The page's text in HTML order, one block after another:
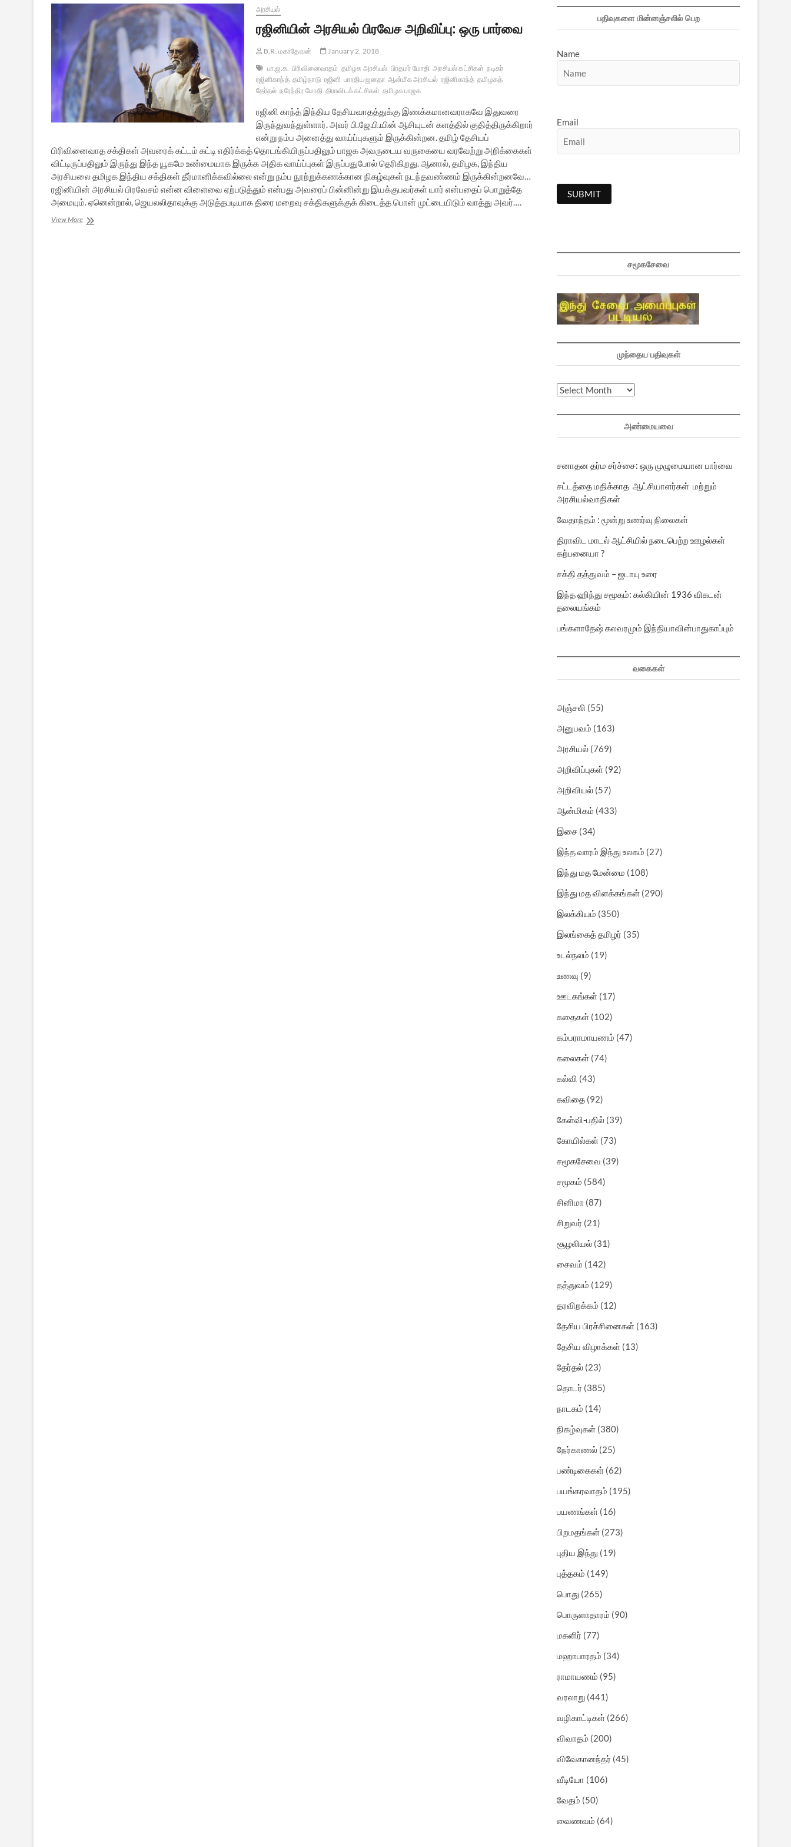
அரசியல்
ரஜினியின் அரசியல் பிரவேச அறிவிப்பு: ஒரு பார்வை
B.R. மகாதேவன்
January 2, 2018
பா.ஜ.க. பிரிவினைவாதம் தமிழக அரசியல் பிரதமர் மோதி அரசியல் கட்சிகள் நடிகர்
ரஜினிகாந்த் தமிழ்நாடு ரஜினி பாரதிய ஜனதா ஆன்மீக அரசியல் ரஜினிகாந்த் தமிழகத்
தேர்தல் நரேந்திர மோதி திராவிடக் கட்சிகள் தமிழக பாஜக
ரஜினி காந்த் இந்திய தேசியவாதத்துக்கு இணக்கமானவராகவே இதுவரை
இருந்துவந்துள்ளார். அவர் பி.ஜே.பி.யின் ஆசியுடன் களத்தில் குதித்திருக்கிறார்
என்று நம்ப அனைத்து வாய்ப்புகளும் இருக்கின்றன. தமிழ் தேசியப்
பிரிவினைவாத சக்திகள் அவரைக் கட்டம் கட்டி எதிர்க்கத் தொடங்கியிருப்பதிலும் பாஜக அவருடைய வருகையை வரவேற்று அறிக்கைகள்
விட்டிருப்பதிலும் இருந்து இந்த யூகமே உண்மையாக இருக்க அதிக வாய்ப்புகள் இருப்பதுபோல் தெரிகிறது. ஆனால், தமிழக, இந்திய
அரசியலை தமிழக இந்திய சக்திகள் தீர்மானிக்கவில்லை என்று நம்ப நூற்றுக்கணக்கான நிகழ்வுகள் நடந்தவண்ணம் இருக்கின்றனவே…
ரஜினியின் அரசியல் பிரவேசம் என்ன விளைவை ஏற்படுத்தும் என்பது அவரைப் பின்னின்று இயக்குபவர்கள் யார் என்பதைப் பொறுத்தே
அமையும். ஏனென்றால், ஜெயலலிதாவுக்கு அடுத்தபடியாக திரை மறைவு சக்திகளுக்குக் கிடைத்த பொன் முட்டையிடும் வாத்து அவர்….
View Moreரஜினியின்
பதிவுகளை மின்னஞ்சலில் பெற
Name
Email
சமூகசேவை
முந்தைய பதிவுகள்
முந்தைய
அண்மையவை
சனாதன தர்ம சர்ச்சை: ஒரு முழுமையான பார்வை
சட்டத்தை மதிக்காத ஆட்சியாளர்கள் மற்றும்
அரசியல்வாதிகள்
வேதாந்தம் : மூன்று உணர்வு நிலைகள்
திராவிட மாடல் ஆட்சியில் நடைபெற்ற ஊழல்கள்
கற்பனையா ?
சக்தி தத்துவம் – ஜடாயு உரை
இந்த ஹிந்து சமூகம்: கல்கியின் 1936 விகடன்
தலையங்கம்
பங்களாதேஷ் கலவரமும் இந்தியாவின்பாதுகாப்பும்
வகைகள்
அஞ்சலி (55)
அனுபவம் (163)
அரசியல் (769)
அறிவிப்புகள் (92)
அறிவியல் (57)
ஆன்மிகம் (433)
இசை (34)
இந்த வாரம் இந்து உலகம் (27)
இந்து மத மேன்மை (108)
இந்து மத விளக்கங்கள் (290)
இலக்கியம் (350)
இலங்கைத் தமிழர் (35)
உடல்நலம் (19)
உணவு (9)
ஊடகங்கள் (17)
கதைகள் (102)
கம்பராமாயணம் (47)
கலைகள் (74)
கல்வி (43)
கவிதை (92)
கேள்வி-பதில் (39)
கோயில்கள் (73)
சமூகசேவை (39)
சமூகம் (584)
சினிமா (87)
சிறுவர் (21)
சூழலியல் (31)
சைவம் (142)
தத்துவம் (129)
தரவிறக்கம் (12)
தேசிய பிரச்சினைகள் (163)
தேசிய விழாக்கள் (13)
தேர்தல் (23)
தொடர் (385)
நாடகம் (14)
நிகழ்வுகள் (380)
நேர்காணல் (25)
பண்டிகைகள் (62)
பயங்கரவாதம் (195)
பயணங்கள் (16)
பிறமதங்கள் (273)
புதிய இந்து (19)
புத்தகம் (149)
பொது (265)
பொருளாதாரம் (90)
மகளிர் (77)
மஹாபாரதம் (34)
ராமாயணம் (95)
வரலாறு (441)
வழிகாட்டிகள் (266)
விவாதம் (200)
விவேகானந்தர் (45)
வீடியோ (106)
வேதம் (50)
வைணவம் (64)